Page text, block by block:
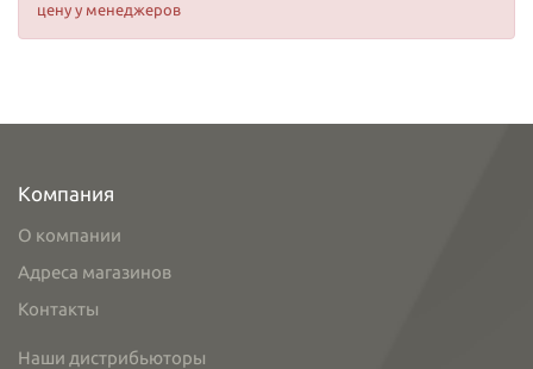
цену у менеджеров
Компания
О компании
Адреса магазинов
Контакты
Наши дистрибьюторы